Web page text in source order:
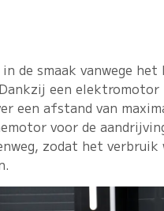
de smaak vanwege
een
een afstand van
voor de
zodat het